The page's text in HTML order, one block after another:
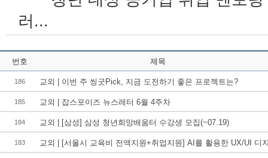
러...
번호 제목
186 교외 | 이번 주 씽굿Pick, 지금 도전하기 좋은 프로젝트는?
185 교외 | 잡스포이즈 뉴스레터 6월 4주차
184 교외 | [삼성] 삼성 청년희망배움터 수강생 모집(~07.19)
183 교외 | [서울시 교육비 전액지원+취업지원] AI를 활용한 UX/UI 디